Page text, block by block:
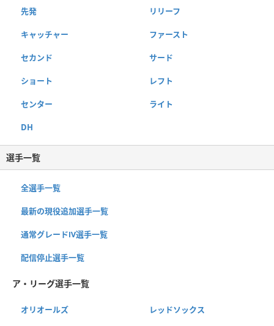
先発 リリーフ
キャッチャー ファースト
セカンド サード
ショート レフト
センター ライト
DH
選手一覧
全選手一覧
最新の現役追加選手一覧
通常グレードⅣ選手一覧
配信停止選手一覧
ア・リーグ選手一覧
オリオールズ レッドソックス